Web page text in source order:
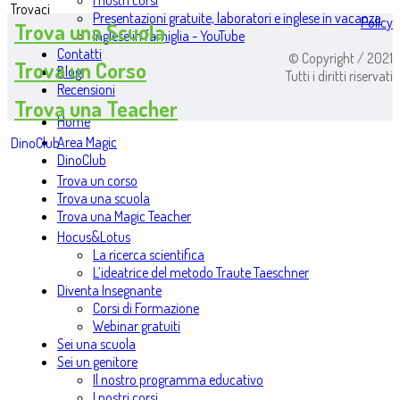
Presentazioni gratuite, laboratori e inglese in vacanza
Inglese in famiglia - YouTube
Contatti
Blog
Recensioni
Home
Area Magic
DinoClub
Trova un corso
Trova una scuola
Trova una Magic Teacher
Hocus&Lotus
La ricerca scientifica
L’ideatrice del metodo Traute Taeschner
Diventa Insegnante
Corsi di Formazione
Webinar gratuiti
Sei una scuola
Sei un genitore
Il nostro programma educativo
Trovaci
Trova una Scuola
Trova un Corso
Trova una Teacher
DinoClub
Policy
© Copyright / 2021
Tutti i diritti riservati